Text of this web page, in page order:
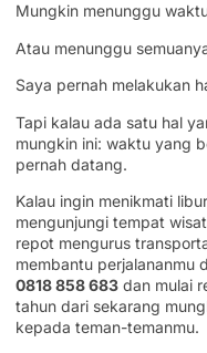
Mungkin menunggu
Atau menunggu
Saya pernah melakukan
Tapi kalau ada satu hal
mungkin ini: waktu yang
pernah datang.
Kalau ingin menikmati
mengunjungi tempat
repot mengurus
membantu perjalananmu
0818 858 683 dan mulai
tahun dari sekarang
kepada teman-temanmu.